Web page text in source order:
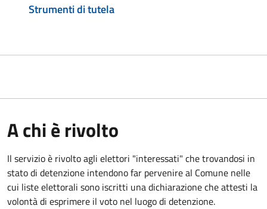
Strumenti di tutela
A chi è rivolto
Il servizio è rivolto agli elettori "interessati" che trovandosi in
stato di detenzione intendono far pervenire al Comune nelle
cui liste elettorali sono iscritti una dichiarazione che attesti la
volontà di esprimere il voto nel luogo di detenzione.